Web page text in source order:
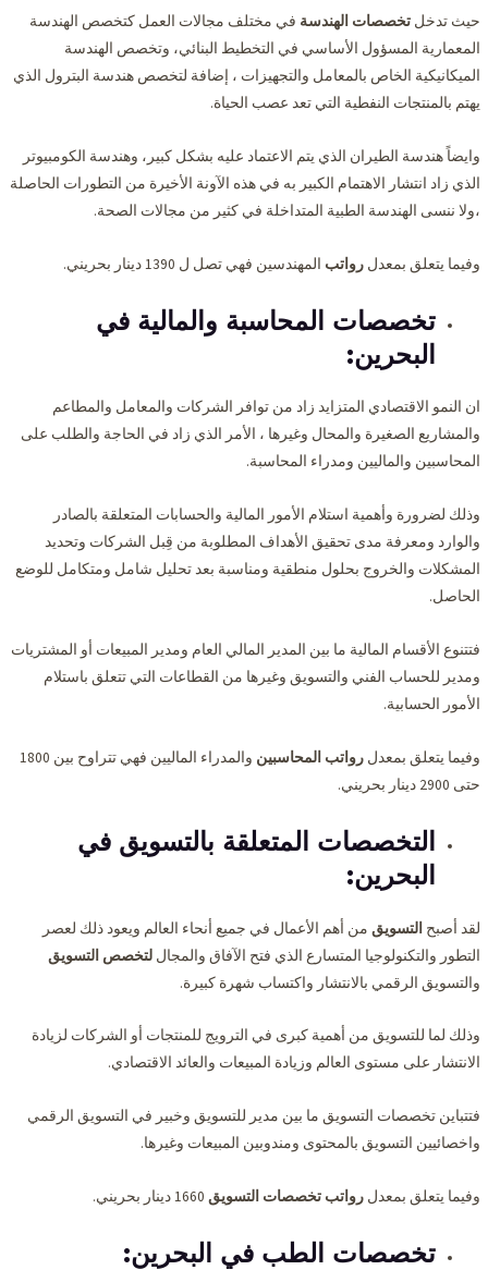
حيث تدخلتخصصات الهندسة في مختلف مجالات العمل كتخصص الهندسة
المعمارية المسؤول الأساسي في التخطيط البنائي، وتخصص الهندسة
الميكانيكية الخاص بالمعامل والتجهيزات ، إضافة لتخصص هندسة البترول الذي
يهتم بالمنتجات النفطية التي تعد عصب الحياة.
وايضاً هندسة الطيران الذي يتم الاعتماد عليه بشكل كبير، وهندسة الكومبيوتر
الذي زاد انتشار الاهتمام الكبير به في هذه الآونة الأخيرة من التطورات الحاصلة
،ولا ننسى الهندسة الطبية المتداخلة في كثير من مجالات الصحة.
وفيما يتعلق بمعدلرواتب المهندسين فهي تصل ل 1390 دينار بحريني.
تخصصات المحاسبة والمالية في
البحرين:
ان النمو الاقتصادي المتزايد زاد من توافر الشركات والمعامل والمطاعم
والمشاريع الصغيرة والمحال وغيرها ، الأمر الذي زاد في الحاجة والطلب على
المحاسبين والماليين ومدراء المحاسبة.
وذلك لضرورة وأهمية استلام الأمور المالية والحسابات المتعلقة بالصادر
والوارد ومعرفة مدى تحقيق الأهداف المطلوبة من قِبل الشركات وتحديد
المشكلات والخروج بحلول منطقية ومناسبة بعد تحليل شامل ومتكامل للوضع
الحاصل.
فتتنوع الأقسام المالية ما بين المدير المالي العام ومدير المبيعات أو المشتريات
ومدير للحساب الفني والتسويق وغيرها من القطاعات التي تتعلق باستلام
الأمور الحسابية.
وفيما يتعلق بمعدلرواتب المحاسبين
والمدراء الماليين فهي تتراوح بين 1800
حتى 2900 دينار بحريني.
التخصصات المتعلقة بالتسويق في
البحرين:
لقد أصبح التسويق من أهم الأعمال في جميع أنحاء العالم ويعود ذلك لعصر
التطور والتكنولوجيا المتسارع الذي فتح الآفاق والمجاللتخصص التسويق
والتسويق الرقمي بالانتشار واكتساب شهرة كبيرة.
وذلك لما للتسويق من أهمية كبرى في الترويج للمنتجات أو الشركات لزيادة
الانتشار على مستوى العالم وزيادة المبيعات والعائد الاقتصادي.
فتتباين تخصصات التسويق ما بين مدير للتسويق وخبير في التسويق الرقمي
واخصائيين التسويق بالمحتوى ومندوبين المبيعات وغيرها.
وفيما يتعلق بمعدلرواتب تخصصات التسويق
تخصصات الطب في البحرين: